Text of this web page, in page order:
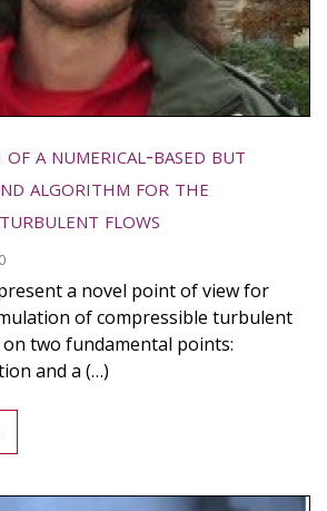
a numerical-based but
algorithm for the
flows
a novel point of view for
of compressible turbulent
on two fundamental points:
and a (…)